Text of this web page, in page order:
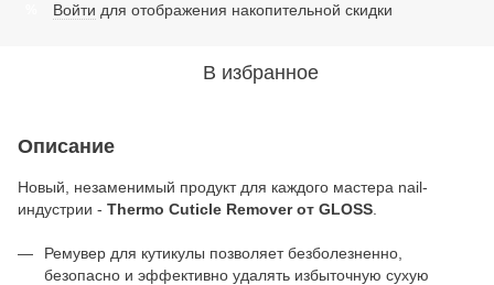
Войти для отображения накопительной скидки
В избранное
Описание
Новый, незаменимый продукт для каждого мастера nail-
индустрии - Thermo Cuticle Remover от GLOSS
Ремувер для кутикулы позволяет безболезненно,
безопасно и эффективно удалять избыточную сухую